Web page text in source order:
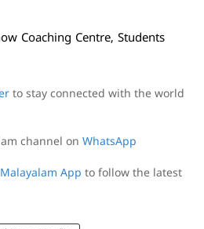
Coaching Centre, Students
to stay connected with the world
channel on WhatsApp
App to follow the latest